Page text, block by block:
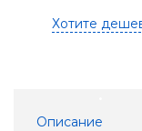
Хотите
Описание